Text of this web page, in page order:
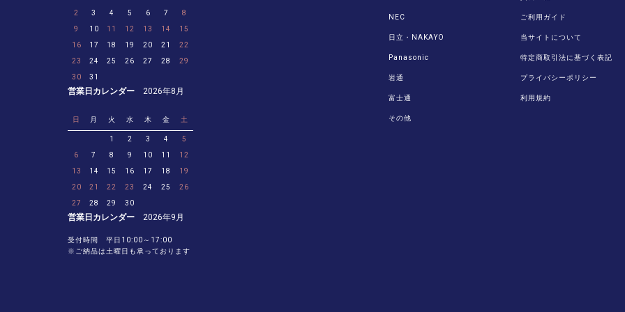
営業日カレンダー 2026年8月
2 3 4 5 6 7 8
9 10 11 12 13 14 15
16 17 18 19 20 21 22
23 24 25 26 27 28 29
30 31
営業日カレンダー 2026年9月
日 月 火 水 木 金 土
1 2 3 4 5
6 7 8 9 10 11 12
13 14 15 16 17 18 19
20 21 22 23 24 25 26
27 28 29 30
受付時間 平日10:00～17:00
※ご納品は土曜日も承っております
NEC
日立・NAKAYO
Panasonic
岩通
富士通
その他
ご利用ガイド
当サイトについて
特定商取引法に基づく表記
プライバシーポリシー
利用規約